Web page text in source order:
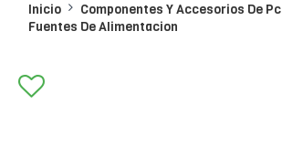
Inicio
Componentes Y Accesorios De Pc
Fuentes De Alimentacion